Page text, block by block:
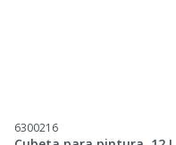
6300216